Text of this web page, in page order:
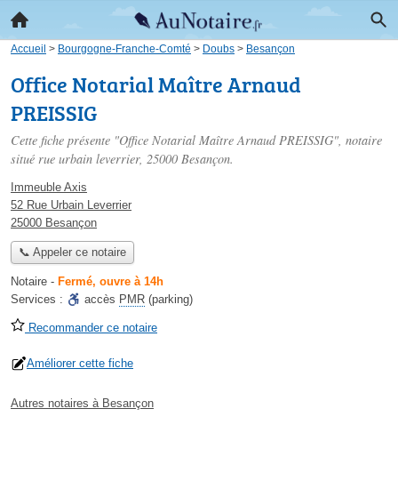
Accueil > Bourgogne-Franche-Comté > Doubs > Besançon
Office Notarial Maître Arnaud
PREISSIG
Cette fiche présente "Office Notarial Maître Arnaud PREISSIG", notaire
situé rue urbain leverrier, 25000 Besançon.
Immeuble Axis
52 Rue Urbain Leverrier
25000 Besançon
📞 Appeler ce notaire
Notaire - Fermé, ouvre à 14h
Services :
accès PMR (parking)
Recommander ce notaire
Améliorer cette fiche
Autres notaires à Besançon